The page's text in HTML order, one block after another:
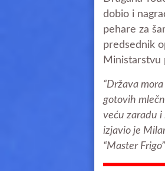
dobio i
pehare za
predsednik
Ministarstvu
“Država
gotovih
veću zaradu i
izjavio je
“Master